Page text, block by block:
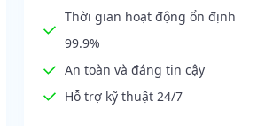
Thời gian hoạt động ổn định
99.9%
An toàn và đáng tin cậy
Hỗ trợ kỹ thuật 24/7